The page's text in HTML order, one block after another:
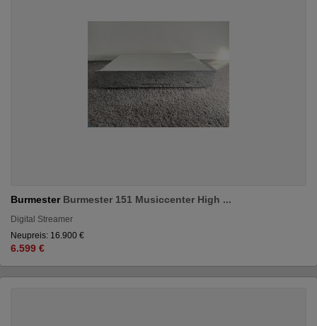
Burmester Burmester 151 Musiccenter High ...
Digital Streamer
Neupreis: 16.900 €
6.599 €